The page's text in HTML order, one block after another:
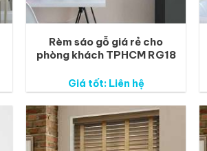
Rèm sáo gỗ giá rẻ cho
phòng khách TPHCM RG18
Giá tốt: Liên hệ